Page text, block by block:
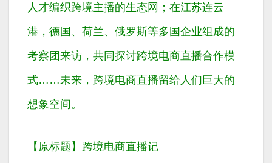
人才编织跨境主播的生态网；在江苏连云
港，德国、荷兰、俄罗斯等多国企业组成的
考察团来访，共同探讨跨境电商直播合作模
式……未来，跨境电商直播留给人们巨大的
想象空间。
【原标题】 跨境电商直播记